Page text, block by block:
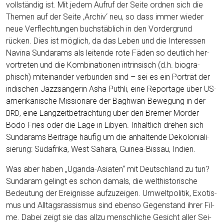
voll­stän­dig ist. Mit jedem Auf­ruf der Sei­te ord­nen sich die
The­men auf der Sei­te ‚Archiv‘ neu, so dass immer wie­der
neue Ver­flech­tun­gen buch­stäb­lich in den Vor­der­grund
rücken. Dies ist mög­lich, da das Leben und die Inter­es­sen
Navina Sun­darams als lei­ten­de rote Fäden so deut­lich her­
vor­tre­ten und die Kom­bi­na­tio­nen intrin­sisch (d.h. bio­gra­
phisch) mit­ein­an­der ver­bun­den sind – sei es ein Por­trät der
indi­schen Jazz­sän­ge­rin Asha Puth­li, eine Repor­ta­ge über US-
ame­ri­ka­ni­sche Mis­sio­na­re der Bagh­wan-Bewe­gung in der
BRD, eine Lang­zeit­be­trach­tung über den Bre­mer Mör­der
Bodo Fries oder die Lage in Liby­en. Inhalt­lich dre­hen sich
Sun­darams Bei­trä­ge häu­fig um die anhal­ten­de Deko­lo­nia­li­
sie­rung: Süd­afri­ka, West Saha­ra, Gui­nea-Bis­sau, Indien.
Was aber haben „Ugan­da-Asia­ten“ mit Deutsch­land zu tun?
Sun­daram gelingt es schon damals, die welt­his­to­ri­sche
Bedeu­tung der Ereig­nis­se auf­zu­zei­gen. Umwelt­po­li­tik, Exo­tis­
mus und All­tags­ras­sis­mus sind eben­so Gegen­stand ihrer Fil­
me. Dabei zeigt sie das all­zu mensch­li­che Gesicht aller Sei­